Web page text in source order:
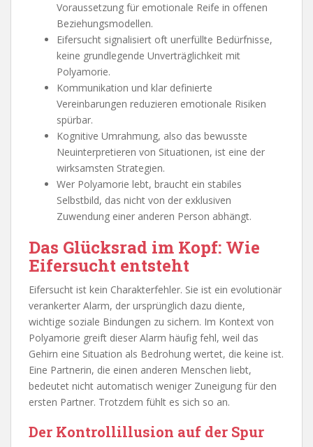
Voraussetzung für emotionale Reife in offenen
Beziehungsmodellen.
Eifersucht signalisiert oft unerfüllte Bedürfnisse,
keine grundlegende Unverträglichkeit mit
Polyamorie.
Kommunikation und klar definierte
Vereinbarungen reduzieren emotionale Risiken
spürbar.
Kognitive Umrahmung, also das bewusste
Neuinterpretieren von Situationen, ist eine der
wirksamsten Strategien.
Wer Polyamorie lebt, braucht ein stabiles
Selbstbild, das nicht von der exklusiven
Zuwendung einer anderen Person abhängt.
Das Glücksrad im Kopf: Wie
Eifersucht entsteht
Eifersucht ist kein Charakterfehler. Sie ist ein evolutionär
verankerter Alarm, der ursprünglich dazu diente,
wichtige soziale Bindungen zu sichern. Im Kontext von
Polyamorie greift dieser Alarm häufig fehl, weil das
Gehirn eine Situation als Bedrohung wertet, die keine ist.
Eine Partnerin, die einen anderen Menschen liebt,
bedeutet nicht automatisch weniger Zuneigung für den
ersten Partner. Trotzdem fühlt es sich so an.
Der Kontrollillusion auf der Spur